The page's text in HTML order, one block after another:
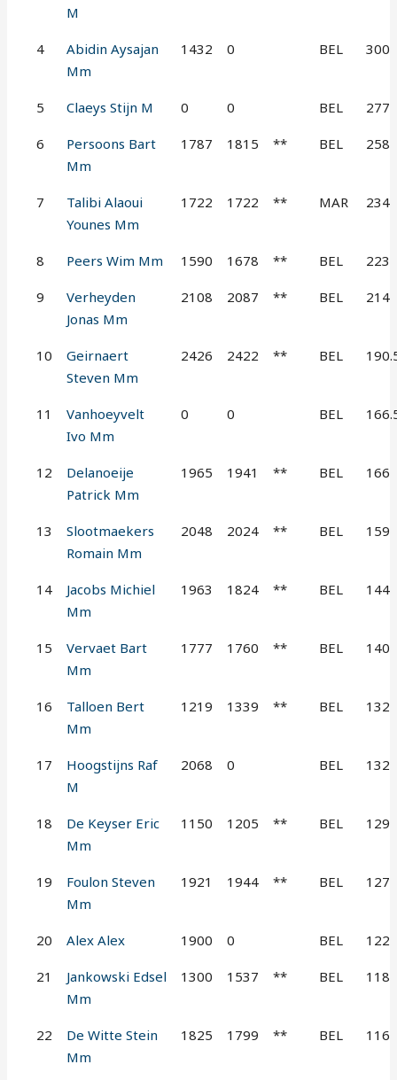
M
4
Abidin Aysajan
Mm
1432 0 BEL 300
5 Claeys Stijn M 0 0 BEL 277
6
Persoons Bart
Mm
1787 1815 ** BEL 258
7
Talibi Alaoui
Younes Mm
1722 1722 ** MAR 234
8 Peers Wim Mm 1590 1678 ** BEL 223
9
Verheyden
Jonas Mm
2108 2087 ** BEL 214
10
Geirnaert
Steven Mm
2426 2422 ** BEL
11
Vanhoeyvelt
Ivo Mm
0 0 BEL
12
Delanoeije
Patrick Mm
1965 1941 ** BEL 166
13
Slootmaekers
Romain Mm
2048 2024 ** BEL 159
14
Jacobs Michiel
Mm
1963 1824 ** BEL 144
15
Vervaet Bart
Mm
1777 1760 ** BEL 140
16
Talloen Bert
Mm
1219 1339 ** BEL 132
17
Hoogstijns Raf
M
2068 0 BEL 132
18
De Keyser Eric
Mm
1150 1205 ** BEL 129
19
Foulon Steven
Mm
1921 1944 ** BEL 127
20 Alex Alex 1900 0 BEL 122
21
Jankowski Edsel
Mm
1300 1537 ** BEL 118
22
De Witte Stein
Mm
1825 1799 ** BEL 116